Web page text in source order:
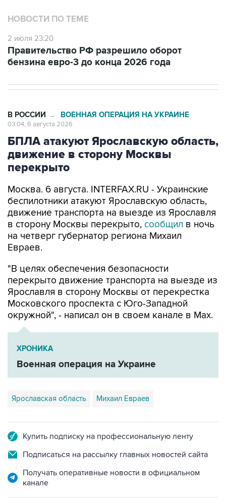
НОВОСТИ ПО ТЕМЕ
2 июля 23:20
Правительство РФ разрешило оборот
бензина евро-3 до конца 2026 года
В РОССИИ → ВОЕННАЯ ОПЕРАЦИЯ НА УКРАИНЕ
03:04, 6 августа 2026
БПЛА атакуют Ярославскую область,
движение в сторону Москвы
перекрыто
Москва. 6 августа. INTERFAX.RU - Украинские
беспилотники атакуют Ярославскую область,
движение транспорта на выезде из Ярославля
в сторону Москвы перекрыто, сообщил в ночь
на четверг губернатор региона Михаил
Евраев.
"В целях обеспечения безопасности
перекрыто движение транспорта на выезде из
Ярославля в сторону Москвы от перекрестка
Московского проспекта с Юго-Западной
окружной", - написал он в своем канале в Мах.
ХРОНИКА
Военная операция на Украине
Ярославская область Михаил Евраев
Купить подписку на профессиональную ленту
Подписаться на рассылку главных новостей сайта
Получать оперативные новости в официальном
канале